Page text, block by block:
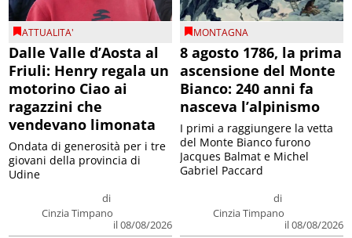
ATTUALITA'
Dalle Valle d’Aosta al
Friuli: Henry regala un
motorino Ciao ai
ragazzini che
vendevano limonata
di
Cinzia Timpano
il 08/08/2026
Ondata di generosità per i tre
giovani della provincia di
Udine
MONTAGNA
8 agosto 1786, la prima
ascensione del Monte
Bianco: 240 anni fa
nasceva l’alpinismo
di
Cinzia Timpano
il 08/08/2026
I primi a raggiungere la vetta
del Monte Bianco furono
Jacques Balmat e Michel
Gabriel Paccard